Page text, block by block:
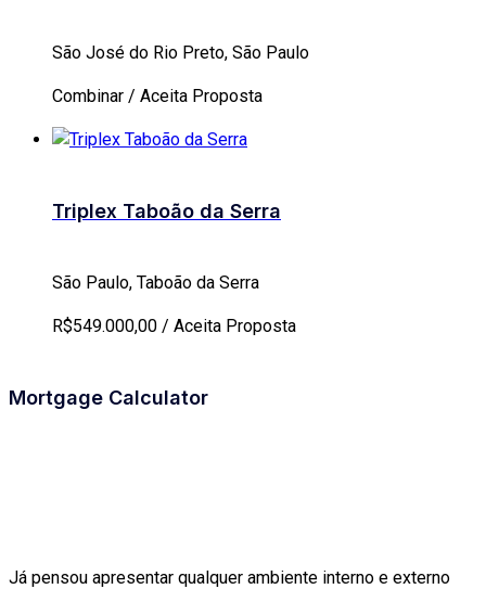
São José do Rio Preto, São Paulo
Combinar / Aceita Proposta
Triplex Taboão da Serra
São Paulo, Taboão da Serra
R$549.000,00 / Aceita Proposta
Mortgage Calculator
Já pensou apresentar qualquer ambiente interno e externo